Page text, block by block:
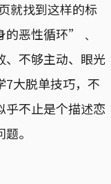
就找到这样的标
恶性循环”﹑
不够主动、眼光
大脱单技巧，不
不止是个描述恋
。